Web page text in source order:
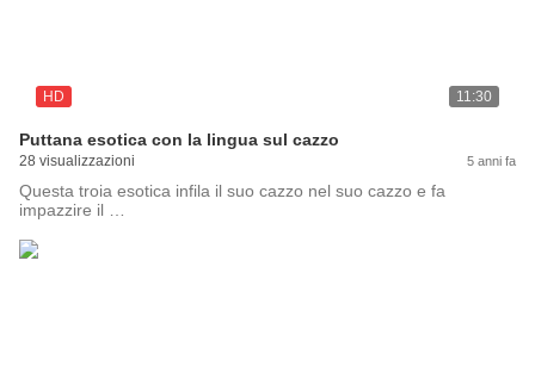
HD 11:30
Puttana esotica con la lingua sul cazzo
28 visualizzazioni 5 anni fa
Questa troia esotica infila il suo cazzo nel suo cazzo e fa
impazzire il …